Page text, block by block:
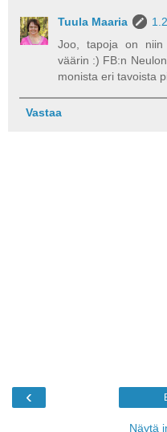
Tuula Maaria
Joo, tapoja on niin
väärin :) FB:n
monista eri tavoista
Vastaa
‹
Näytä